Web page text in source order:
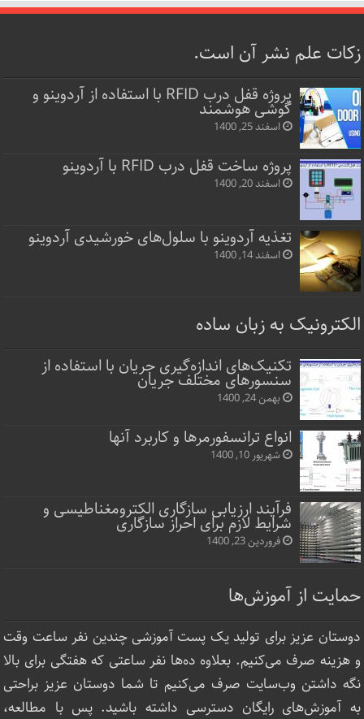
زکات علم نشر آن است.
پروژه قفل‌ درب RFID با استفاده از آردوینو و
گوشی هوشمند
اسفند 25, 1400
پروژه ساخت قفل‌ درب RFID با آردوینو
اسفند 20, 1400
تغذیه آردوینو با سلول‌های خورشیدی آردوینو
اسفند 14, 1400
الکترونیک به زبان ساده
تکنیک‌های اندازه‌گیری جریان با استفاده از
سنسورهای مختلف جریان
بهمن 24, 1400
انواع ترانسفورمرها و کاربرد آنها
شهریور 10, 1400
فرآیند ارزیابی سازگاری الکترومغناطیسی و
شرایط لازم برای احراز سازگاری
فروردین 23, 1400
حمایت از آموزش‌ها
دوستان عزیز برای تولید یک پست آموزشی چندین نفر ساعت‌ وقت
و هزینه صرف می‌کنیم. بعلاوه ده‌ها نفر ساعتی که هفتگی برای بالا
نگه داشتن وب‌سایت صرف ‌می‌کنیم تا شما دوستان عزیز براحتی
به آموزش‌های رایگان دسترسی داشته باشید. پس با مطالعه،